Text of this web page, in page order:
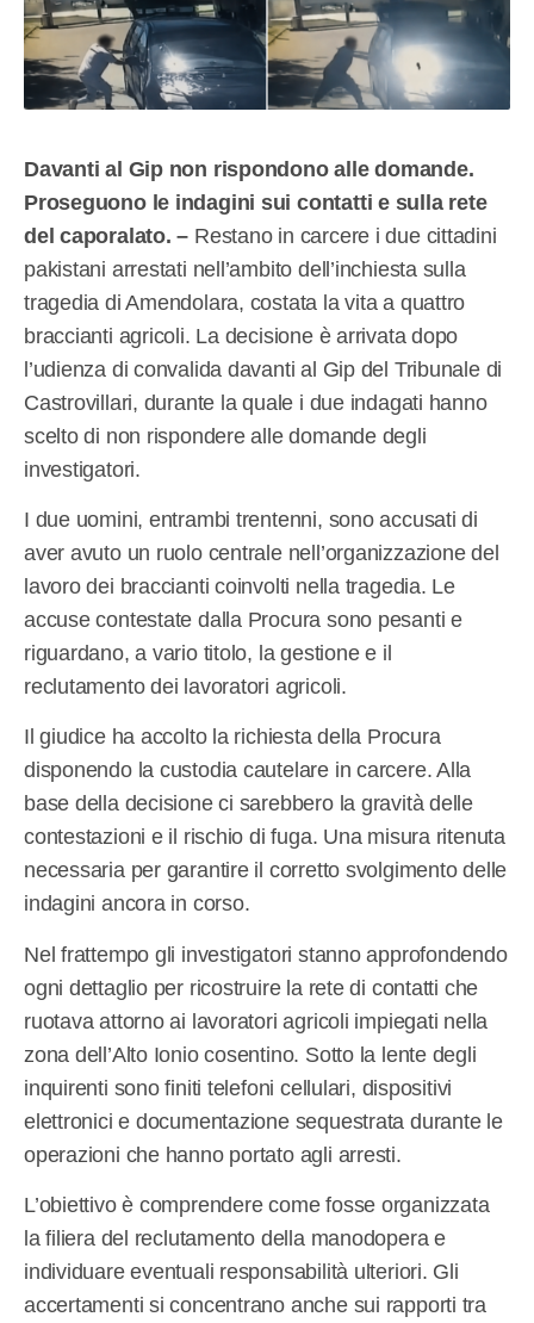
Davanti al Gip non rispondono alle domande.
Proseguono le indagini sui contatti e sulla rete
del caporalato. – Restano in carcere i due cittadini
pakistani arrestati nell’ambito dell’inchiesta sulla
tragedia di Amendolara, costata la vita a quattro
braccianti agricoli. La decisione è arrivata dopo
l’udienza di convalida davanti al Gip del Tribunale di
Castrovillari, durante la quale i due indagati hanno
scelto di non rispondere alle domande degli
investigatori.
I due uomini, entrambi trentenni, sono accusati di
aver avuto un ruolo centrale nell’organizzazione del
lavoro dei braccianti coinvolti nella tragedia. Le
accuse contestate dalla Procura sono pesanti e
riguardano, a vario titolo, la gestione e il
reclutamento dei lavoratori agricoli.
Il giudice ha accolto la richiesta della Procura
disponendo la custodia cautelare in carcere. Alla
base della decisione ci sarebbero la gravità delle
contestazioni e il rischio di fuga. Una misura ritenuta
necessaria per garantire il corretto svolgimento delle
indagini ancora in corso.
Nel frattempo gli investigatori stanno approfondendo
ogni dettaglio per ricostruire la rete di contatti che
ruotava attorno ai lavoratori agricoli impiegati nella
zona dell’Alto Ionio cosentino. Sotto la lente degli
inquirenti sono finiti telefoni cellulari, dispositivi
elettronici e documentazione sequestrata durante le
operazioni che hanno portato agli arresti.
L’obiettivo è comprendere come fosse organizzata
la filiera del reclutamento della manodopera e
individuare eventuali responsabilità ulteriori. Gli
accertamenti si concentrano anche sui rapporti tra